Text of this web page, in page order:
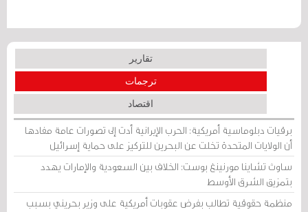
تقارير
ترجمات
اقتصاد
برقيات دبلوماسية أمريكية: الحرب الإيرانية أدت إلى تصورات عامة مفادها
أن الولايات المتحدة تخلت عن البحرين للتركيز على حماية إسرائيل
ساوث تشاينا مورنينغ بوست: الخلاف بين السعودية والإمارات يهدد
بتمزيق الشرق الأوسط
منظمة حقوقية تطالب بفرض عقوبات أمريكية على وزير بحريني بسبب